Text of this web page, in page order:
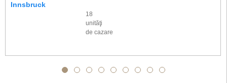
Innsbruck
18
unităţi
de cazare